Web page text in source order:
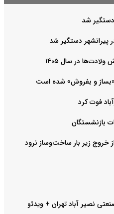
شد
پیرانشهر دستگیر شد
در سال ۱۴۰۵
«بساز و بفروش» شده است
فوت کرد
بازنشستگان
خروج زیر بار ساخت‌وساز نرود
نصیر آباد تهران + ویدئو